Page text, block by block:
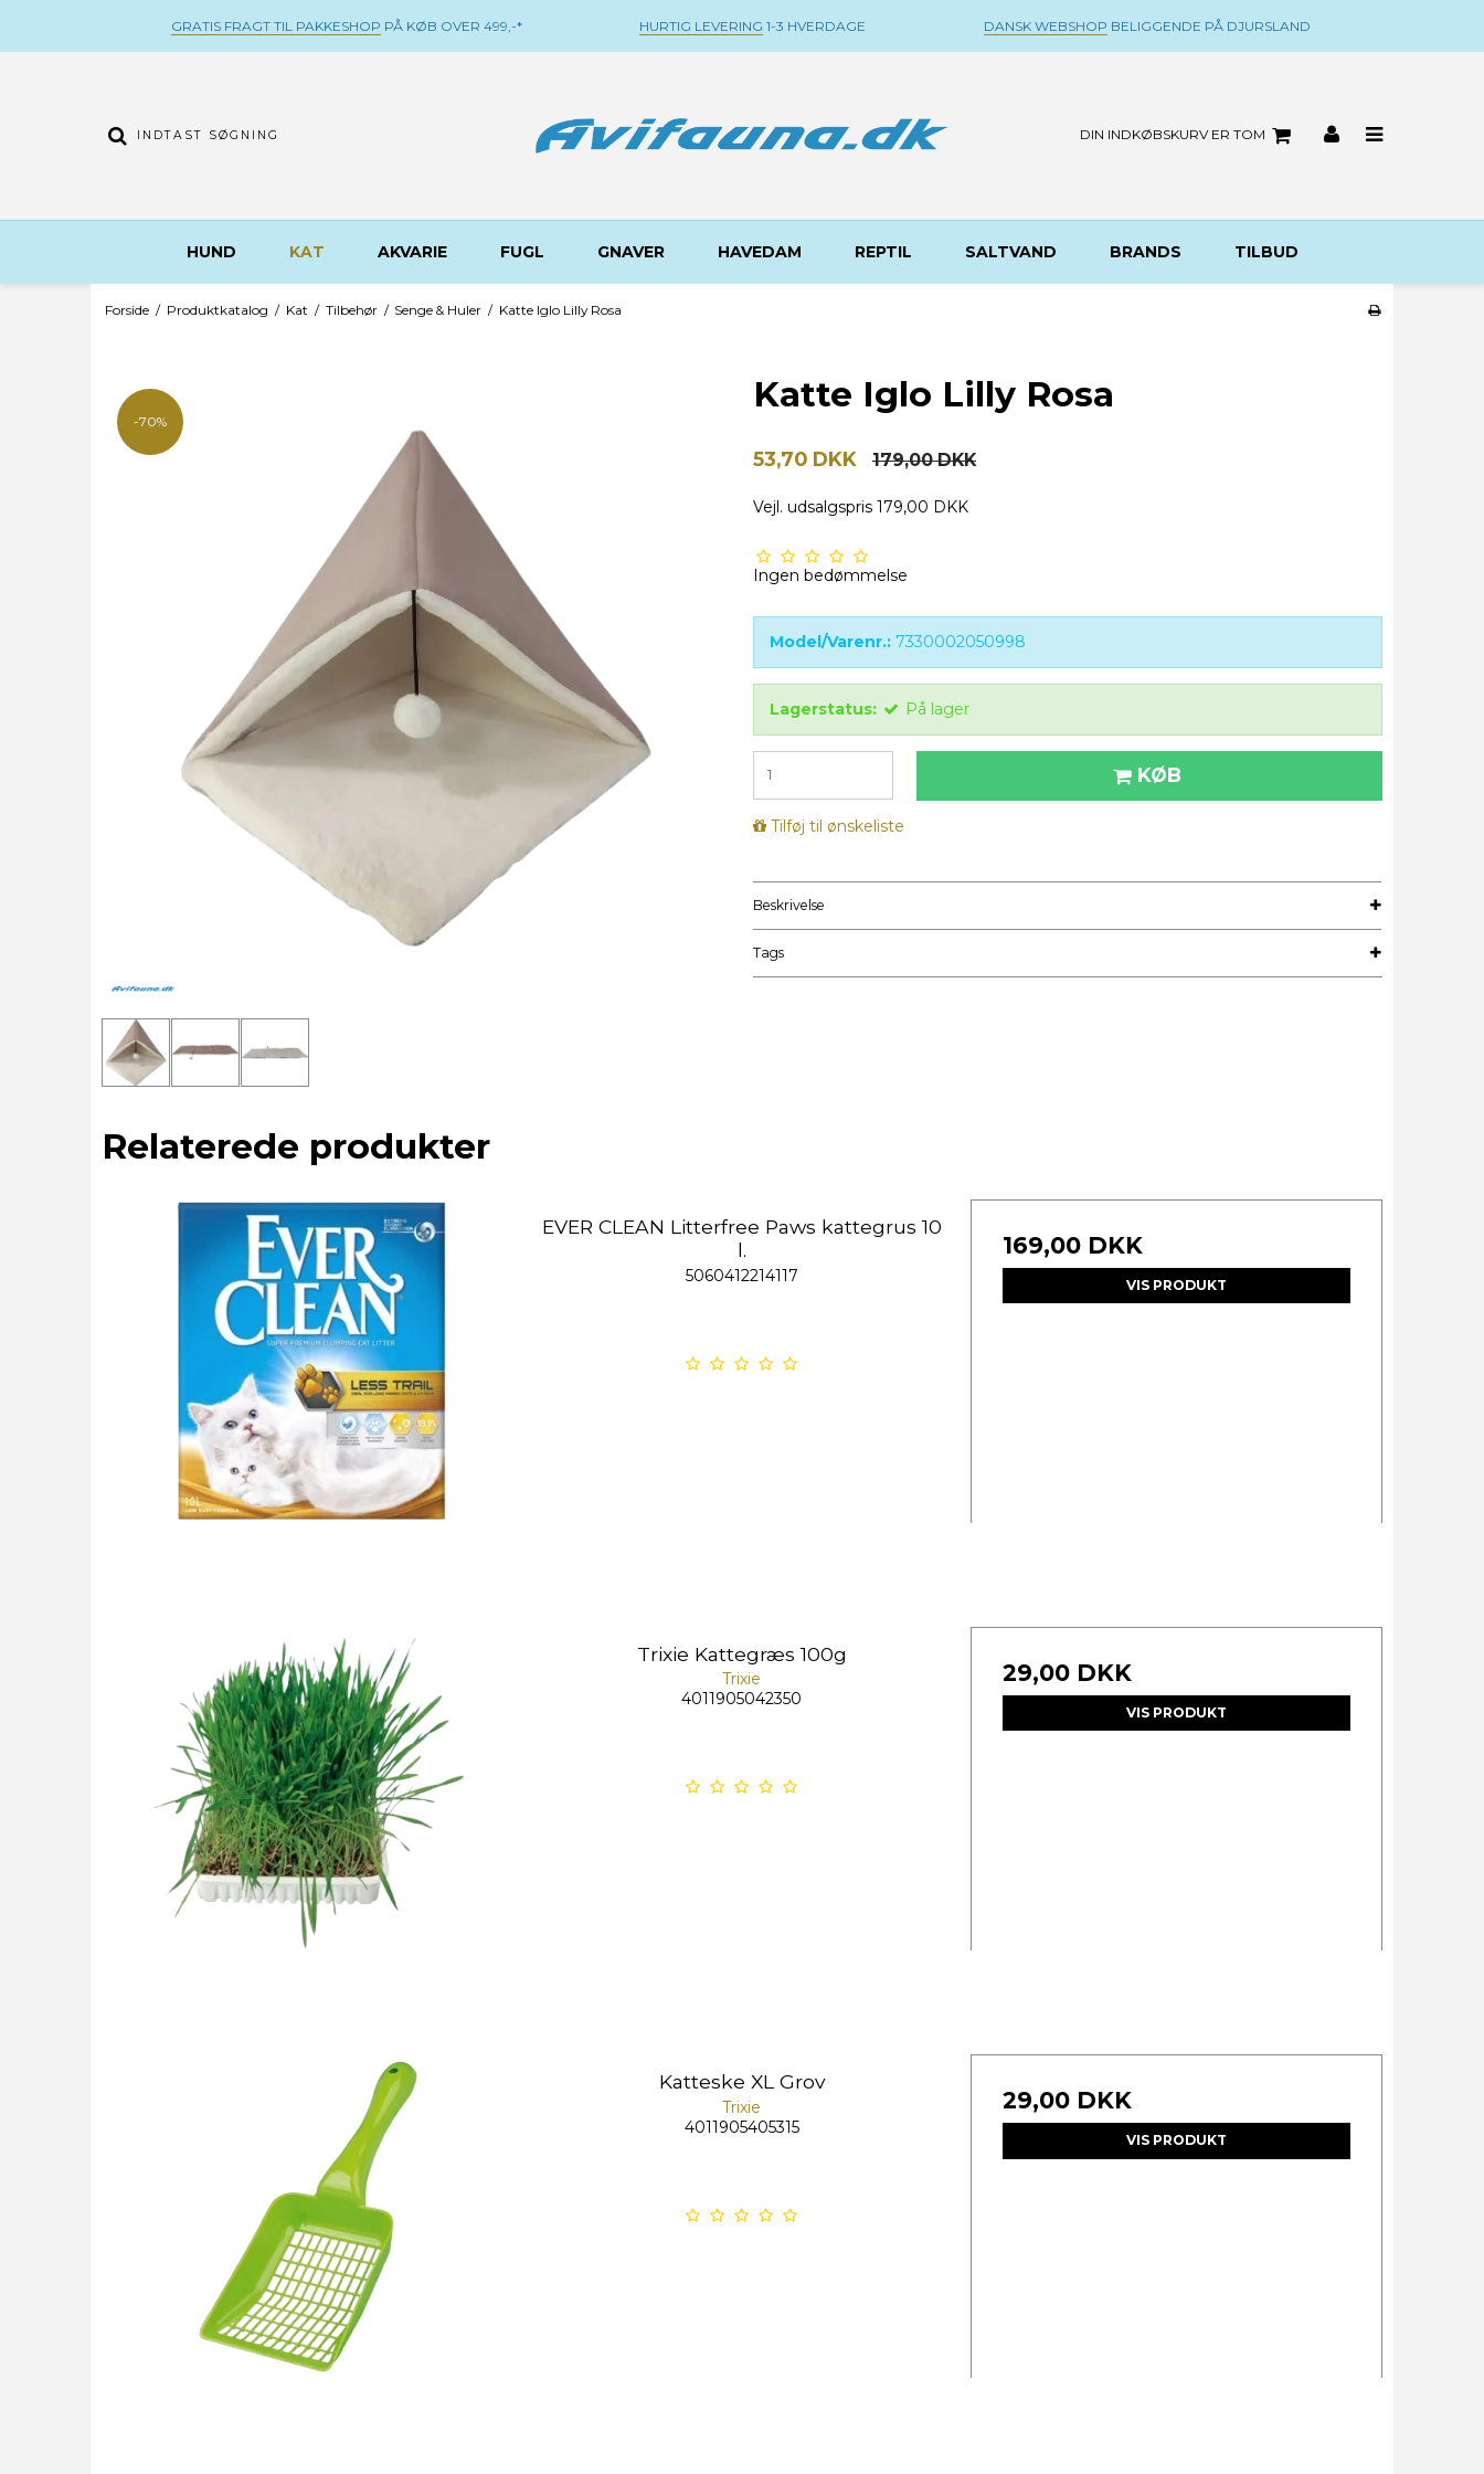
GRATIS FRAGT TIL PAKKESHOP PÅ KØB OVER 499,-* HURTIG LEVERING 1-3 HVERDAGE DANSK WEBSHOP BELIGGENDE PÅ DJURSLAND
DIN INDKØBSKURV ER TOM
HUND KAT AKVARIE FUGL GNAVER HAVEDAM REPTIL SALTVAND BRANDS TILBUD
Forside / Produktkatalog / Kat / Tilbehør / Senge & Huler / Katte Iglo Lilly Rosa
-70%
Katte Iglo Lilly Rosa
53,70 DKK 179,00 DKK
Vejl. udsalgspris 179,00 DKK
Ingen bedømmelse
Model/Varenr.: 7330002050998
Lagerstatus: På lager
KØB
Tilføj til ønskeliste
Beskrivelse
Tags
Relaterede produkter
EVER CLEAN Litterfree Paws kattegrus 10
l.
5060412214117
169,00 DKK
VIS PRODUKT
Trixie Kattegræs 100g
Trixie
4011905042350
29,00 DKK
VIS PRODUKT
Katteske XL Grov
Trixie
4011905405315
29,00 DKK
VIS PRODUKT